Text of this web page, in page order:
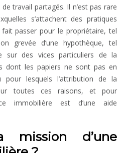
travail partagés. Il n’est pas rare
s’attachent des pratiques
passer pour le propriétaire, tel
grevée d’une hypothèque, tel
sur des vices particuliers de la
dont les papiers ne sont pas en
lesquels l’attribution de la
toutes ces raisons, et pour
immobilière est d’une aide
mission d’une